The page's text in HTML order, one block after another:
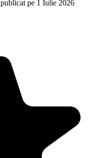
publicat pe 1 Iulie 2026